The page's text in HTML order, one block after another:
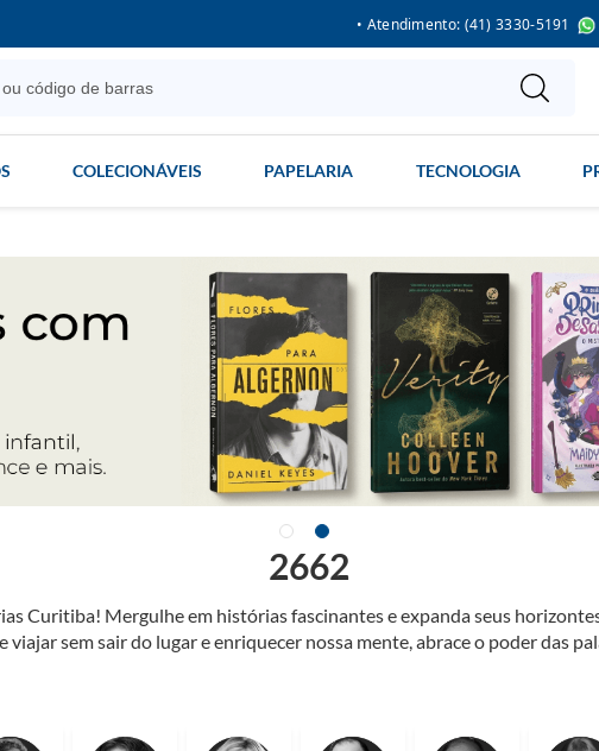
• Atendimento: (41) 3330-5191
COLECIONÁVEIS PAPELARIA TECNOLOGIA
Curitiba! Mergulhe em histórias fascinantes e expanda seus
sem sair do lugar e enriquecer nossa mente, abrace o poder das
para ajudar a transformar a sua! Tenha certeza, temos o livro perfeito para
2662